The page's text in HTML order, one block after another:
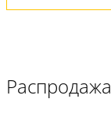
Распродажа